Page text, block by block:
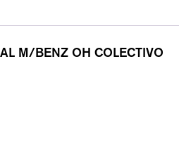
M/BENZ OH COLECTIVO